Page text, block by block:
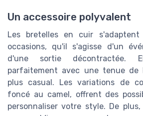
Un accessoire polyvalent
Les bretelles en cuir s'adaptent
occasions, qu'il s'agisse d'un
d'une sortie décontractée.
parfaitement avec une tenue de
plus casual. Les variations de
foncé au camel, offrent des
personnaliser votre style. De